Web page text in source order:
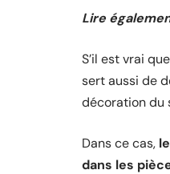
Lire
S’il est vrai
sert aussi de
décoration du
Dans ce cas,
dans les